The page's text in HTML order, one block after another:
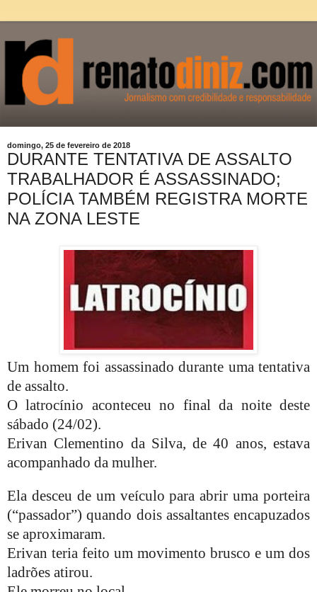
domingo, 25 de fevereiro de 2018
DURANTE TENTATIVA DE ASSALTO
TRABALHADOR É ASSASSINADO;
POLÍCIA TAMBÉM REGISTRA MORTE
NA ZONA LESTE
Um homem foi assassinado durante uma tentativa
de assalto.
O latrocínio aconteceu no final da noite deste
sábado (24/02).
Erivan Clementino da Silva, de 40 anos, estava
acompanhado da mulher.
Ela desceu de um veículo para abrir uma porteira
(“passador”) quando dois assaltantes encapuzados
se aproximaram.
Erivan teria feito um movimento brusco e um dos
ladrões atirou.